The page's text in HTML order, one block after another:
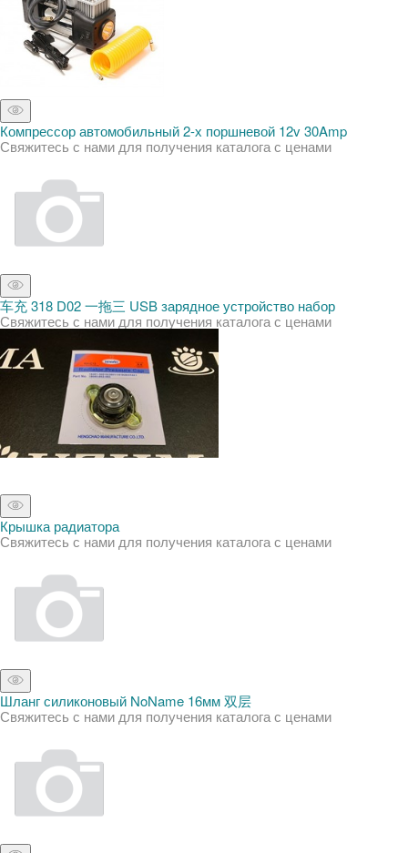
Компрессор автомобильный 2-х поршневой 12v 30Amp
Свяжитесь с нами для получения каталога с ценами
车充 318 D02 一拖三 USB зарядное устройство набор
Свяжитесь с нами для получения каталога с ценами
Крышка радиатора
Свяжитесь с нами для получения каталога с ценами
Шланг силиконовый NoName 16мм 双层
Свяжитесь с нами для получения каталога с ценами